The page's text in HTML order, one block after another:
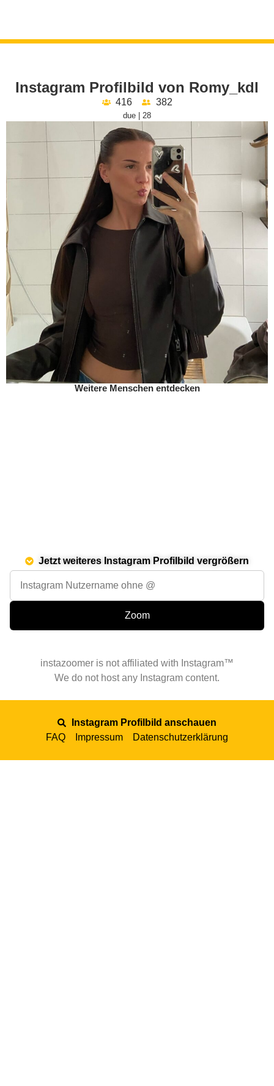
Instagram Profilbild von Romy_kdl
416 382
due | 28
Weitere Menschen entdecken
Jetzt weiteres Instagram Profilbild vergrößern
instazoomer is not affiliated with Instagram™
We do not host any Instagram content.
Instagram Profilbild anschauen
FAQ
Impressum Datenschutzerklärung